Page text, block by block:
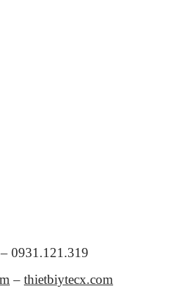
0931.121.319
– thietbiytecx.com